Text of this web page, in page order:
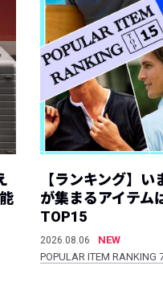
【ランキング】
が集まるアイテム
TOP15
2026.08.06
NEW
POPULAR ITEM